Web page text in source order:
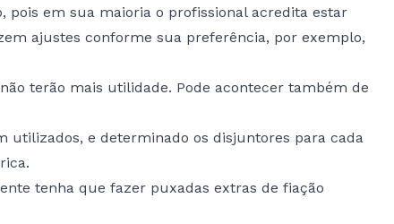
pois em sua maioria o profissional acredita estar
ajustes conforme sua preferência, por exemplo,
terão mais utilidade. Pode acontecer também de
utilizados, e determinado os disjuntores para cada
tenha que fazer puxadas extras de fiação